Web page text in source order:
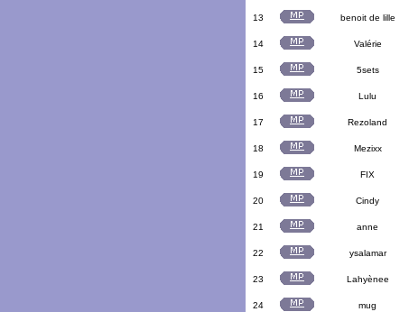
13 benoit de lille
14 Valérie
15 5sets
16 Lulu
17 Rezoland
18 Mezixx
19 FIX
20 Cindy
21 anne
22 ysalamar
23 Lahyènee
24 mug